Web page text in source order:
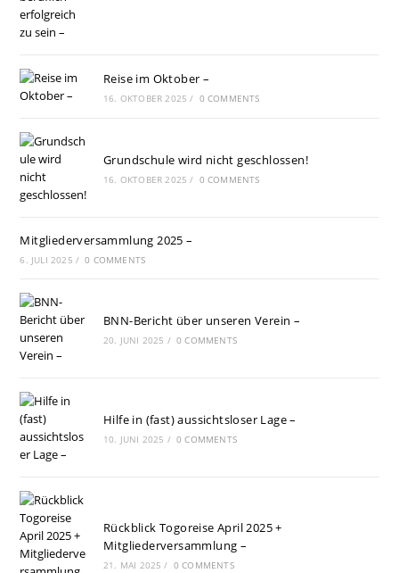
Reise im Oktober –
16. OKTOBER 2025 / 0 COMMENTS
Grundschule wird nicht geschlossen!
16. OKTOBER 2025 / 0 COMMENTS
Mitgliederversammlung 2025 –
6. JULI 2025 / 0 COMMENTS
BNN-Bericht über unseren Verein –
20. JUNI 2025 / 0 COMMENTS
Hilfe in (fast) aussichtsloser Lage –
10. JUNI 2025 / 0 COMMENTS
Rückblick Togoreise April 2025 +
Mitgliederversammlung –
21. MAI 2025 / 0 COMMENTS